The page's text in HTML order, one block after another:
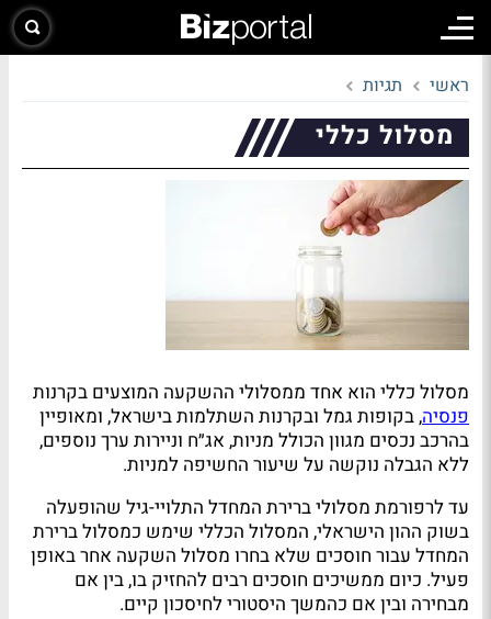
ראשי תגיות
מסלול כללי
מסלול כללי הוא אחד ממסלולי ההשקעה המוצעים בקרנות
פנסיה, בקופות גמל ובקרנות השתלמות בישראל, ומאופיין
בהרכב נכסים מגוון הכולל מניות, אג״ח וניירות ערך נוספים,
ללא הגבלה נוקשה על שיעור החשיפה למניות.
עד לרפורמת מסלולי ברירת המחדל התלויי-גיל שהופעלה
בשוק ההון הישראלי, המסלול הכללי שימש כמסלול ברירת
המחדל עבור חוסכים שלא בחרו מסלול השקעה אחר באופן
פעיל. כיום ממשיכים חוסכים רבים להחזיק בו, בין אם
מבחירה ובין אם כהמשך היסטורי לחיסכון קיים.